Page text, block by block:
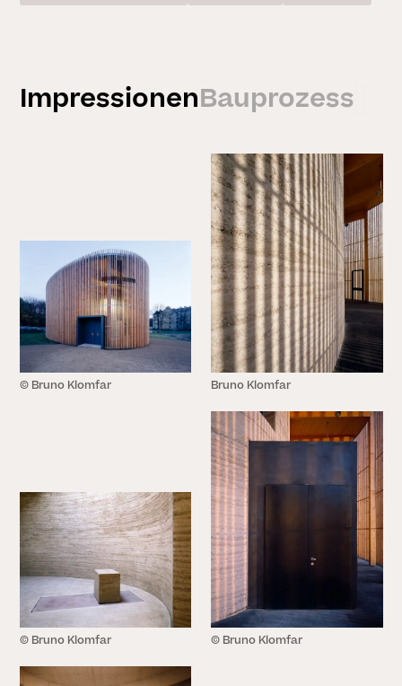
SCHLIESSEN
ImpressionenBauprozess
© Bruno Klomfar Bruno Klomfar
© Bruno Klomfar © Bruno Klomfar